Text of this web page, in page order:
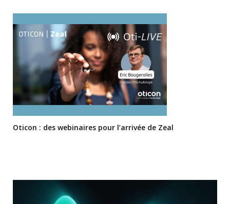
Oticon : des webinaires pour l’arrivée de Zeal